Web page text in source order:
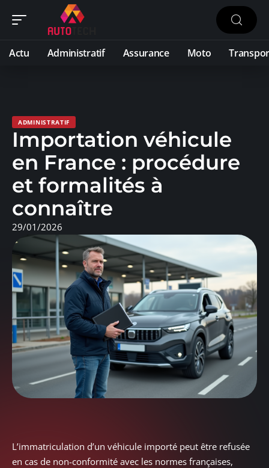
Actu Administratif Assurance Moto
ADMINISTRATIF
Importation véhicule
en France : procédure
et formalités à
connaître
29/01/2026
L’immatriculation d’un véhicule importé peut être refusée
en cas de non-conformité avec les normes françaises,